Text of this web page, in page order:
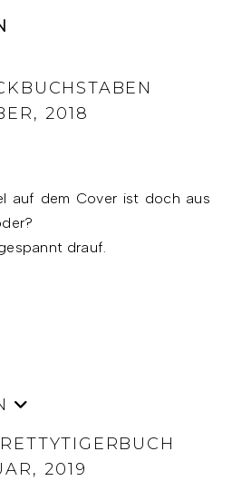
2018
auf dem Cover ist doch aus
drauf.
2019